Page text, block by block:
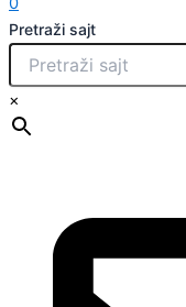
Pretraži sajt
×